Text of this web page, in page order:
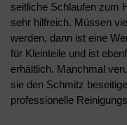
seitliche Schlaufen zum
sehr hilfreich. Müssen
werden, dann ist eine
für Kleinteile und ist
erhältlich. Manchmal
sie den Schmitz
professionelle